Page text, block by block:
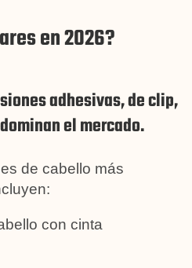
en 2026?
adhesivas, de clip,
el mercado.
de cabello más
con cinta